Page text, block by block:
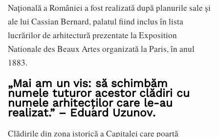
Națională a României a fost realizată după planurile sale și
ale lui Cassian Bernard, palatul fiind inclus în lista
lucrărilor de arhitectură prezentate la Exposition
Nationale des Beaux Artes organizată la Paris, în anul
1883.
„Mai am un vis: să schimbăm
numele tuturor acestor clădiri cu
numele arhitecților care le-au
realizat.” – Eduard Uzunov.
Clădirile din zona istorică a Capitalei care poartă